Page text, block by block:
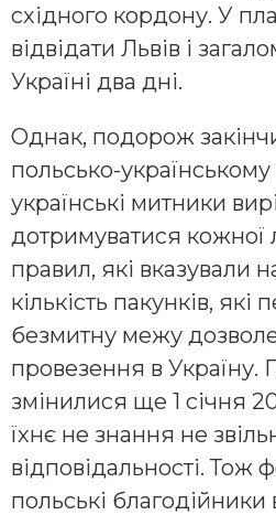
східного кордону. У
відвідати Львів і
Україні два дні.
Однак, подорож
польсько-українському
українські митники
дотримуватися кожної
правил, які вказували
кількість пакунків,
безмитну межу
провезення в Україну.
змінилися ще 1 січня
їхнє не знання не
відповідальності. Тож
польські